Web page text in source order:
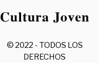
© 2022 - TODOS LOS
DERECHOS